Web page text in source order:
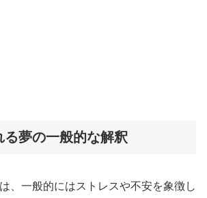
る夢の一般的な解釈
、一般的にはストレスや不安を象徴し